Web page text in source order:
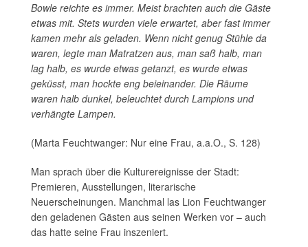
Bowle reichte es immer. Meist brachten auch die Gäste
etwas mit. Stets wurden viele erwartet, aber fast immer
kamen mehr als geladen. Wenn nicht genug Stühle da
waren, legte man Matratzen aus, man saß halb, man
lag halb, es wurde etwas getanzt, es wurde etwas
geküsst, man hockte eng beieinander. Die Räume
waren halb dunkel, beleuchtet durch Lampions und
verhängte Lampen.
(Marta Feuchtwanger: Nur eine Frau, a.a.O., S. 128)
Man sprach über die Kulturereignisse der Stadt:
Premieren, Ausstellungen, literarische
Neuerscheinungen. Manchmal las Lion Feuchtwanger
den geladenen Gästen aus seinen Werken vor – auch
das hatte seine Frau inszeniert.